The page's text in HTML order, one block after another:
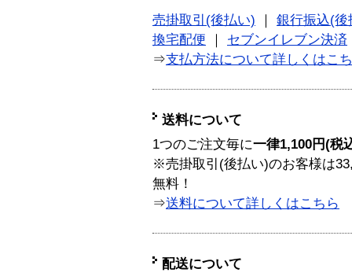
売掛取引(後払い)
銀行振込(後
換宅配便
セブンイレブン決済
⇒支払方法について詳しくはこ
送料について
1つのご注文毎に一律1,100円(税
※売掛取引(後払い)のお客様は
無料！
⇒送料について詳しくはこちら
配送について